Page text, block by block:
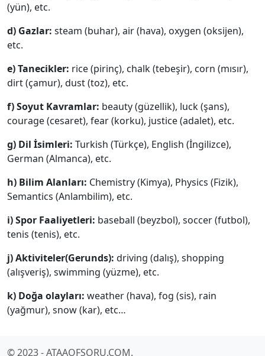
(yün), etc.
d) Gazlar: steam (buhar), air (hava), oxygen (oksijen),
etc.
e) Tanecikler: rice (pirinç), chalk (tebeşir), corn (mısır),
dirt (çamur), dust (toz), etc.
f) Soyut Kavramlar: beauty (güzellik), luck (şans),
courage (cesaret), fear (korku), justice (adalet), etc.
g) Dil İsimleri: Turkish (Türkçe), English (İngilizce),
German (Almanca), etc.
h) Bilim Alanları: Chemistry (Kimya), Physics (Fizik),
Semantics (Anlambilim), etc.
i) Spor Faaliyetleri: baseball (beyzbol), soccer (futbol),
tenis (tenis), etc.
j) Aktiviteler(Gerunds): driving (dalış), shopping
(alışveriş), swimming (yüzme), etc.
k) Doğa olayları: weather (hava), fog (sis), rain
(yağmur), snow (kar), etc…
© 2023 - ATAAOFSORU.COM.